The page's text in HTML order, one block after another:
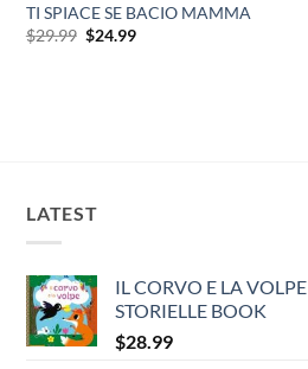
TI SPIACE SE BACIO MAMMA
$29.99 Original
$24.99Current
LATEST
IL CORVO E LA VOLPE
STORIELLE BOOK
$28.99